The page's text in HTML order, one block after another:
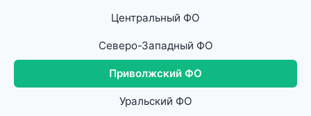
Центральный ФО
Северо-Западный ФО
Приволжский ФО
Уральский ФО